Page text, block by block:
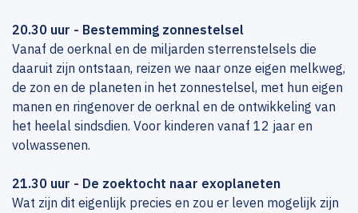
20.30 uur - Bestemming zonnestelsel
Vanaf de oerknal en de miljarden sterrenstelsels die
daaruit zijn ontstaan, reizen we naar onze eigen melkweg,
de zon en de planeten in het zonnestelsel, met hun eigen
manen en ringenover de oerknal en de ontwikkeling van
het heelal sindsdien. Voor kinderen vanaf 12 jaar en
volwassenen.
21.30 uur - De zoektocht naar exoplaneten
Wat zijn dit eigenlijk precies en zou er leven mogelijk zijn